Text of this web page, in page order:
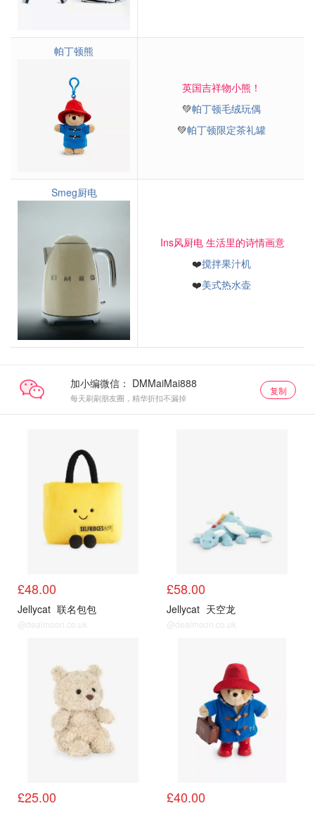
帕丁顿熊
英国吉祥物小熊！
💚帕丁顿毛绒玩偶
💚帕丁顿限定茶礼罐
Smeg厨电
Ins风厨电 生活里的诗情画意
❤️搅拌果汁机
❤️美式热水壶
加小编微信：
每天刷刷朋友圈，精华折扣不漏掉
复制
£48.00
Jellycat 联名包包
@dealmoon.co.uk
£58.00
Jellycat 天空龙
@dealmoon.co.uk
£25.00 £40.00